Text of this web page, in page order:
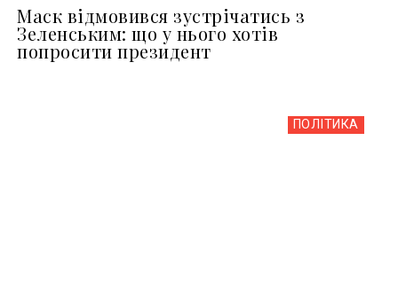
Маск відмовився зустрічатись з
Зеленським: що у нього хотів
попросити президент
ПОЛІТИКА